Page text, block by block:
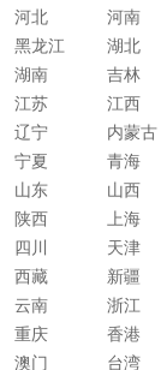
河北
河南
黑龙江
湖北
湖南
吉林
江苏
江西
辽宁
内蒙古
宁夏
青海
山东
山西
陕西
上海
四川
天津
西藏
新疆
云南
浙江
重庆
香港
澳门
台湾